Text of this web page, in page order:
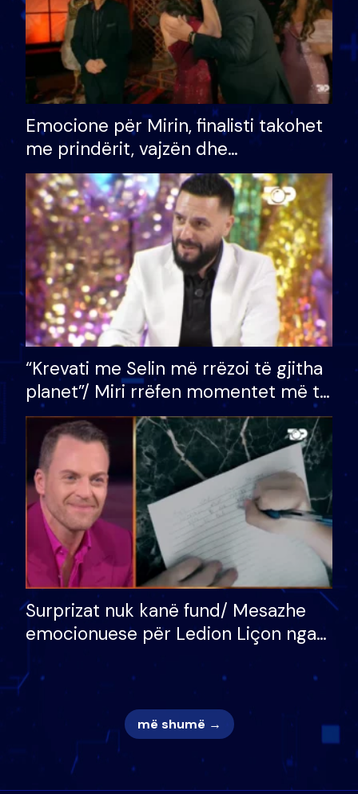
Emocione për Mirin, finalisti takohet
me prindërit, vajzën dhe
bashkëshorten: S’kemi ndonjë letër
divorci apo jo?
“Krevati me Selin më rrëzoi të gjitha
planet”/ Miri rrëfen momentet më të
bukura në shtëpinë e BB VIP: Do më
mungojë zilja e mëngjesit kur…
Surprizat nuk kanë fund/ Mesazhe
emocionuese për Ledion Liçon nga
nuk i mban dot lotët: Nuk meritoj…
më shumë →